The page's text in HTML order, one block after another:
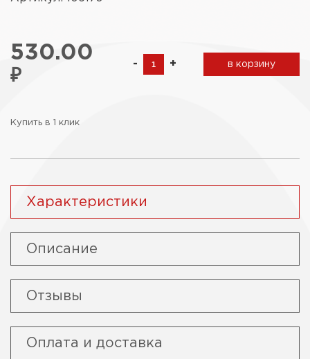
530.00
₽
- + в корзину
Купить в 1 клик
Характеристики
Описание
Отзывы
Оплата и доставка